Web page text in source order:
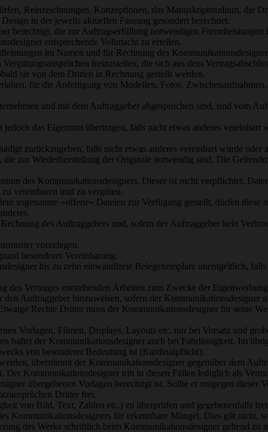
Reinzeichnungen, Konzeptionen, das Manuskriptstudium, die
in der jeweils aktuellen Fassung gesondert berechnet.
berechtigt, die zur Auftragserfüllung notwendigen Fremdleistungen
entsprechende Vollmacht zu erteilen.
im Namen und für Rechnung des
freizustellen, die sich aus dem
sie von dem Dritten in Rechnung gestellt werden.
für die Anfertigung von Modellen, Fotos,
und mit dem Auftraggeber abgesprochen sind, sind vom
das Eigentum übertragen, falls nicht etwas anderes vereinbart
zurückzugeben, falls nicht etwas anderes vereinbart wurde oder
zur Wiederherstellung der Originale notwendig sind. Die
des Kommunikationsdesigners. Dieser ist nicht verpflichtet,
vereinbaren und zu vergüten.
sogenannte »offene« Dateien zur Verfügung gestellt, dürfen diese
des Auftraggebers und, sofern der Auftraggeber kein
vorzulegen.
besonderer Vereinbarung.
bis zu zehn einwandfreie Belegexemplare unentgeltlich,
Vertrages entstehenden Arbeiten zum Zwecke der
Auftraggeber hinzuweisen, sofern der Kommunikationsdesigner
Rechte Dritter muss der Kommunikationsdesigner für seine
Vorlagen, Filmen, Displays, Layouts etc. nur bei Vorsatz und
haftet der Kommunikationsdesigner auch bei Fahrlässigkeit. Im
von besonderer Bedeutung ist (Kardinalpflicht).
übernimmt der Kommunikationsdesigner gegenüber dem
Kommunikationsdesigner tritt in diesen Fällen lediglich als
übergebenen Vorlagen berechtigt ist. Sollte er entgegen dieser
Dritter frei.
von Bild, Text, Zahlen etc.) zu überprüfen und gegebenenfalls
Kommunikationsdesigners für erkennbare Mängel. Dies gilt nicht,
des Werks schriftlich beim Kommunikationsdesigner geltend zu